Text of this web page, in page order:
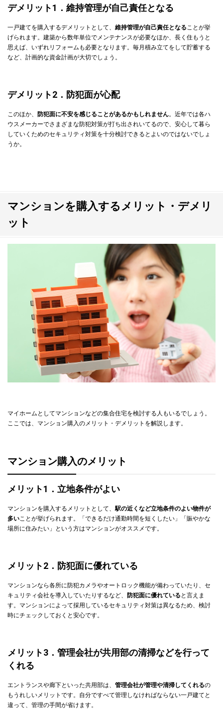
デメリット1．維持管理が自己責任となる
一戸建てを購入するデメリットとして、 維持管理が自己責任となる ことが挙
げられます。建築から数年単位でメンテナンスが必要なほか、長く住もうと
思えば、いずれリフォームも必要となります。毎月積み立てをして貯蓄する
など、計画的な資金計画が大切でしょう。
デメリット2．防犯面が心配
このほか、 防犯面に不安を感じることがあるかもしれません。近年では各ハ
ウスメーカーでさまざまな防犯対策が打ち出されいてるので、安心して暮ら
していくためのセキュリティ対策を十分検討できるとよいのではないでしょ
うか。
マンションを購入するメリット・デメリ
ット
マイホームとしてマンションなどの集合住宅を検討する人もいるでしょう。
ここでは、マンション購入のメリット・デメリットを解説します。
マンション購入のメリット
メリット1．立地条件がよい
マンションを購入するメリットとして、駅の近くなど立地条件のよい物件が
多いことが挙げられます。「できるだけ通勤時間を短くしたい」「賑やかな
場所に住みたい」という方はマンションがオススメです。
メリット2．防犯面に優れている
マンションなら各所に防犯カメラやオートロック機能が備わっていたり、セ
キュリティ会社を導入していたりするなど、
防犯面に優れている と言えま
す。マンションによって採用しているセキュリティ対策は異なるため、検討
時にチェックしておくと安心です。
メリット3．管理会社が共用部の清掃などを行って
くれる
エントランスや廊下といった共用部は、 管理会社が管理や清掃してくれるの
もうれしいメリットです。自分ですべて管理しなければならない一戸建てと
違って、管理の手間が省けます。